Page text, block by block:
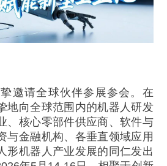
邀请全球伙伴参展参会。在
地向全球范围内的机器人研发
、核心零部件供应商、软件与
与金融机构、各垂直领域应用
形机器人产业发展的同仁发出